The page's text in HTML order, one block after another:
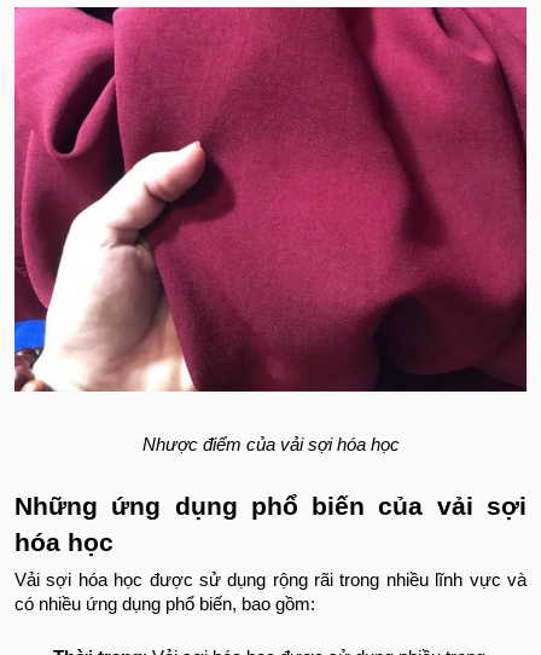
Nhược điểm của vải sợi hóa học
Những ứng dụng phổ biến của vải sợi
hóa học
Vải sợi hóa học được sử dụng rộng rãi trong nhiều lĩnh vực và
có nhiều ứng dụng phổ biến, bao gồm: